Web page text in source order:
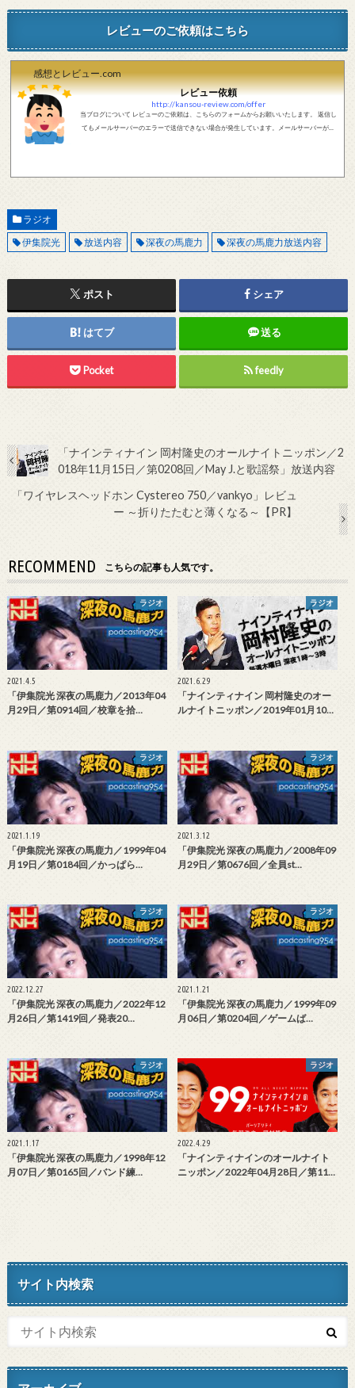
レビューのご依頼はこちら
感想とレビュー.com
レビュー依頼
http://kansou-review.com/offer
当ブログについて レビューのご依頼は、こちらのフォームからお願いいたします。 返信し
てもメールサーバーのエラーで送信できない場合が発生しています。メールサーバーが正
ラジオ
伊集院光
放送内容 深夜の馬鹿力 深夜の馬鹿力放送内容
ポスト シェア
はてブ 送る
Pocket feedly
「ナインティナイン 岡村隆史のオールナイトニッポン／2
018年11月15日／第0208回／May J.と歌謡祭」放送内容
「ワイヤレスヘッドホン Cystereo 750／vankyo」レビュ
ー ～折りたたむと薄くなる～【PR】
RECOMMEND こちらの記事も人気です。
ラジオ
2021.4.5
「伊集院光 深夜の馬鹿力／2013年04
月29日／第0914回／校章を拾…
ラジオ
2021.6.29
「ナインティナイン 岡村隆史のオー
ルナイトニッポン／2019年01月10…
ラジオ
2021.1.19
「伊集院光 深夜の馬鹿力／1999年04
月19日／第0184回／かっぱら…
ラジオ
2021.3.12
「伊集院光 深夜の馬鹿力／2008年09
月29日／第0676回／全員st…
ラジオ
2022.12.27
「伊集院光 深夜の馬鹿力／2022年12
月26日／第1419回／発表20…
ラジオ
2021.1.21
「伊集院光 深夜の馬鹿力／1999年09
月06日／第0204回／ゲームば…
ラジオ
2021.1.17
「伊集院光 深夜の馬鹿力／1998年12
月07日／第0165回／バンド練…
ラジオ
2022.4.29
「ナインティナインのオールナイト
ニッポン／2022年04月28日／第11…
サイト内検索